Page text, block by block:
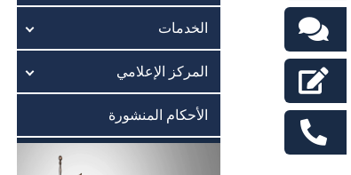
الخدمات
المركز الإعلامي
الأحكام المنشورة